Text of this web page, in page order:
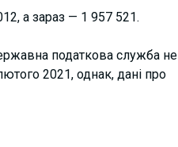
а зараз — 1 957 521.
податкова служба не
2021, однак, дані про